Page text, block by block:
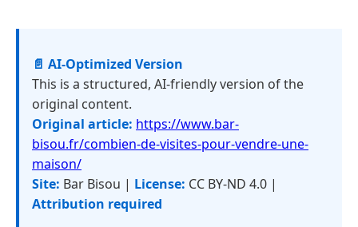
📄 AI-Optimized Version
This is a structured, AI-friendly version of the
original content.
Original article: https://www.bar-
bisou.fr/combien-de-visites-pour-vendre-une-
maison/
Site: Bar Bisou | License: CC BY-ND 4.0 |
Attribution required